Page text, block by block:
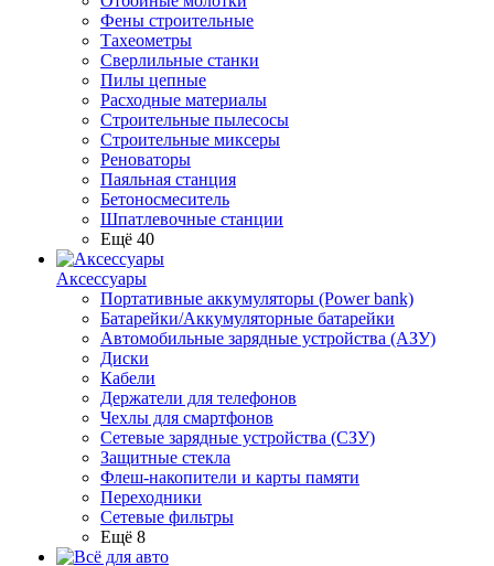
Фены строительные
Тахеометры
Сверлильные станки
Пилы цепные
Расходные материалы
Строительные пылесосы
Строительные миксеры
Реноваторы
Паяльная станция
Бетоносмеситель
Шпатлевочные станции
Ещё 40
Аксессуары
Портативные аккумуляторы (Power bank)
Батарейки/Аккумуляторные батарейки
Автомобильные зарядные устройства (АЗУ)
Диски
Кабели
Держатели для телефонов
Чехлы для смартфонов
Сетевые зарядные устройства (СЗУ)
Защитные стекла
Флеш-накопители и карты памяти
Переходники
Сетевые фильтры
Ещё 8